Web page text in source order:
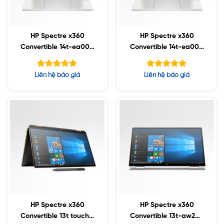
HP Spectre x360
Convertible 14t-ea000
touch / i5-1135G7 /
32GB / 512GB SSD /
13.5″ WUXGA / Win11
Được xếp
Liên hệ báo giá
HP Spectre x360
Convertible 14t-ea000
touch / i5-1135G7 /
32GB / 1TB SSD / 13.5″
WUXGA / Win11
Được xếp
Liên hệ báo giá
HP Spectre x360
Convertible 13t touch /
HP Spectre x360
Convertible 13t-aw200